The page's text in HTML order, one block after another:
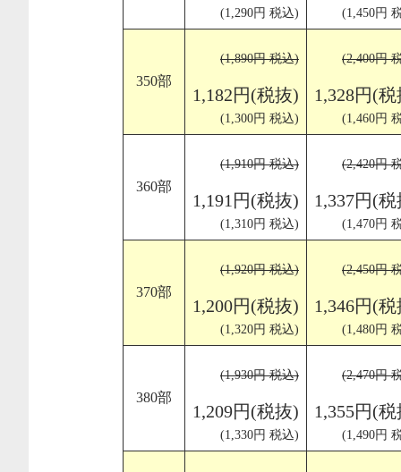
(1,290円 税込) (1,450円
350部
(1,890円 税込)
1,182円(税抜)
(1,300円 税込)
(2,400円
1,328円(
(1,460円
360部
(1,910円 税込)
1,191円(税抜)
(1,310円 税込)
(2,420円
1,337円(
(1,470円
370部
(1,920円 税込)
1,200円(税抜)
(1,320円 税込)
(2,450円
1,346円(
(1,480円
380部
(1,930円 税込)
1,209円(税抜)
(1,330円 税込)
(2,470円
1,355円(
(1,490円